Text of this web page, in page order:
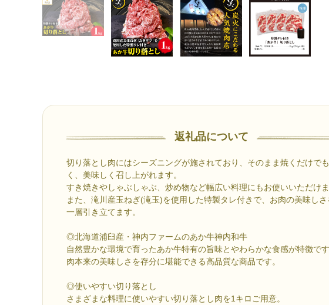
返礼品について
切り落とし肉にはシーズニングが施されており、そのまま焼くだけで
く、美味しく召し上がれます。
すき焼きやしゃぶしゃぶ、炒め物など幅広い料理にもお使いいただけま
また、滝川産玉ねぎ(滝玉)を使用した特製タレ付きで、お肉の美味しさ
一層引き立てます。
◎北海道浦臼産・神内ファームのあか牛神内和牛
自然豊かな環境で育ったあか牛特有の旨味とやわらかな食感が特徴です
肉本来の美味しさを存分に堪能できる高品質な商品です。
◎使いやすい切り落とし
さまざまな料理に使いやすい切り落とし肉を1キロご用意。